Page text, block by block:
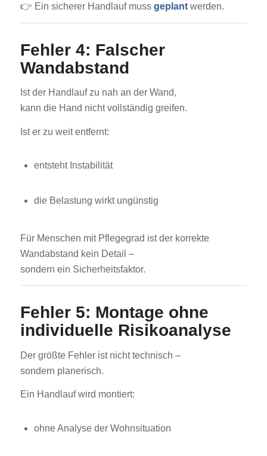
👉 Ein sicherer Handlauf muss geplantwerden.
Fehler 4: Falscher
Wandabstand
Ist der Handlauf zu nah an der Wand,
kann die Hand nicht vollständig greifen.
Ist er zu weit entfernt:
entsteht Instabilität
die Belastung wirkt ungünstig
Für Menschen mit Pflegegrad ist der korrekte
Wandabstand kein Detail –
sondern ein Sicherheitsfaktor.
Fehler 5: Montage ohne
individuelle Risikoanalyse
Der größte Fehler ist nicht technisch –
sondern planerisch.
Ein Handlauf wird montiert:
ohne Analyse der Wohnsituation